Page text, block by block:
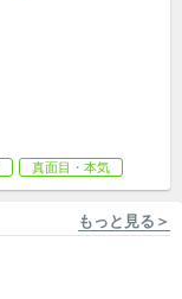
真面目・本気
もっと見る＞